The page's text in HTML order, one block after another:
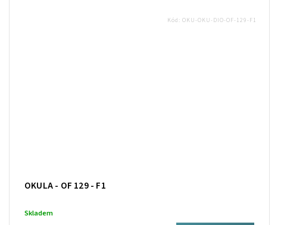
OKULA - OF 129 - F1
Skladem
Kód: OKU-OKU-DIO-OF-129-F1